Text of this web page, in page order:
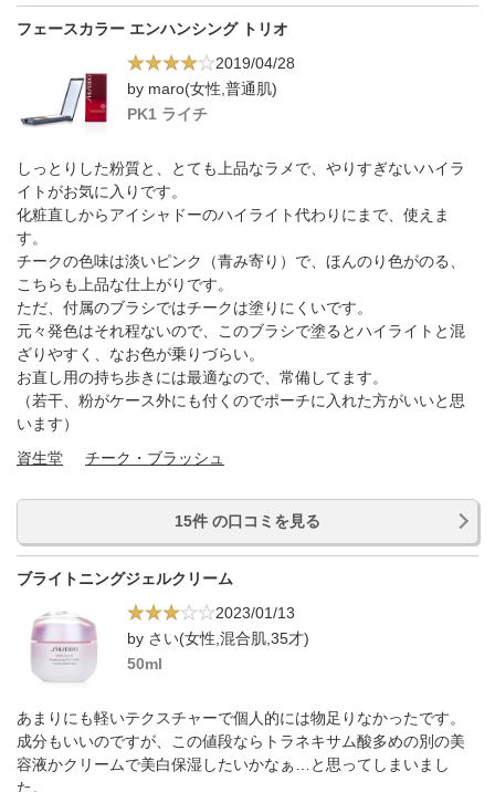
フェースカラー エンハンシング トリオ
2019/04/28
by maro(女性,普通肌)
PK1 ライチ
しっとりした粉質と、とても上品なラメで、やりすぎないハイラ
イトがお気に入りです。
化粧直しからアイシャドーのハイライト代わりにまで、使えま
す。
チークの色味は淡いピンク（青み寄り）で、ほんのり色がのる、
こちらも上品な仕上がりです。
ただ、付属のブラシではチークは塗りにくいです。
元々発色はそれ程ないので、このブラシで塗るとハイライトと混
ざりやすく、なお色が乗りづらい。
お直し用の持ち歩きには最適なので、常備してます。
（若干、粉がケース外にも付くのでポーチに入れた方がいいと思
います）
資生堂
チーク・ブラッシュ
15件 の口コミを見る
ブライトニングジェルクリーム
2023/01/13
by さい(女性,混合肌,35才)
50ml
あまりにも軽いテクスチャーで個人的には物足りなかったです。
成分もいいのですが、この値段ならトラネキサム酸多めの別の美
容液かクリームで美白保湿したいかなぁ…と思ってしまいまし
た。